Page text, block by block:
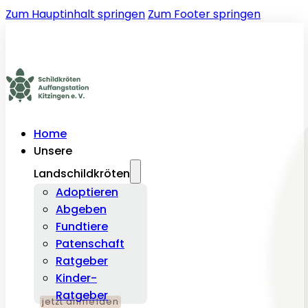
Zum Hauptinhalt springen Zum Footer springen
Home
Unsere
Landschildkröten
Adoptieren
Abgeben
Fundtiere
Patenschaft
Ratgeber
Kinder-
Ratgeber